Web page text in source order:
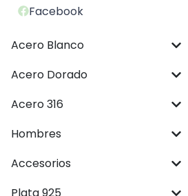
Facebook
Acero Blanco
Acero Dorado
Acero 316
Hombres
Accesorios
Plata 925